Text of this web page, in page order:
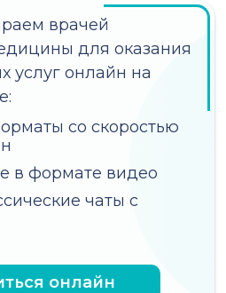
врачей
для оказания
услуг онлайн на
со скоростью
в формате видео
чаты с
онлайн